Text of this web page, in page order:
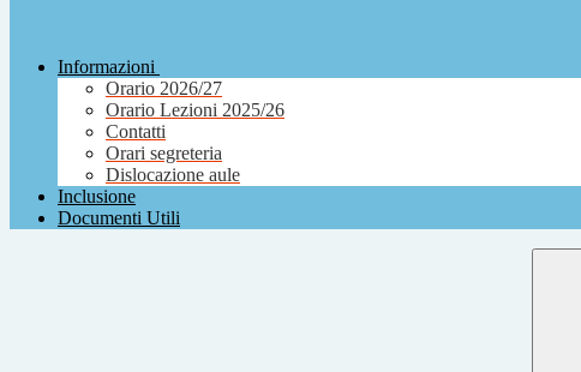
Informazioni
Orario 2026/27
Orario Lezioni 2025/26
Contatti
Orari segreteria
Dislocazione aule
Inclusione
Documenti Utili